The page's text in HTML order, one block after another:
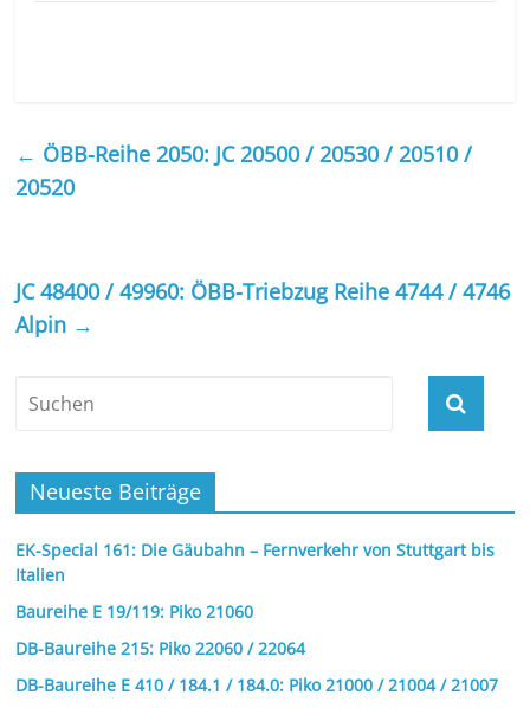
← ÖBB-Reihe 2050: JC 20500 / 20530 / 20510 /
20520
JC 48400 / 49960: ÖBB-Triebzug Reihe 4744 / 4746
Alpin →
Neueste Beiträge
EK-Special 161: Die Gäubahn – Fernverkehr von Stuttgart bis
Italien
Baureihe E 19/119: Piko 21060
DB-Baureihe 215: Piko 22060 / 22064
DB-Baureihe E 410 / 184.1 / 184.0: Piko 21000 / 21004 / 21007